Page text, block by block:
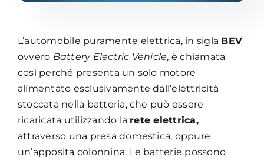
L’automobile puramente elettrica, in sigla BEV
ovvero Battery Electric Vehicle, è chiamata
così perché presenta un solo motore
alimentato esclusivamente dall’elettricità
stoccata nella batteria, che può essere
ricaricata utilizzando la rete elettrica,
attraverso una presa domestica, oppure
un’apposita colonnina. Le batterie possono